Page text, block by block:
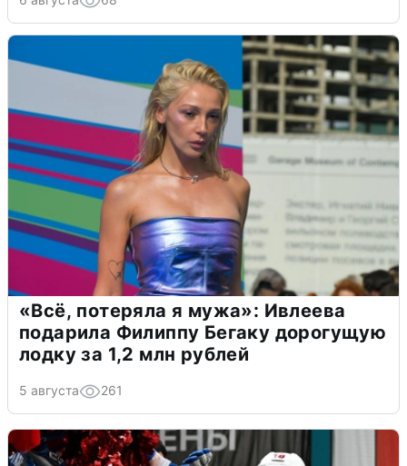
«Всё, потеряла я мужа»: Ивлеева
подарила Филиппу Бегаку дорогущую
лодку за 1,2 млн рублей
5 августа 261